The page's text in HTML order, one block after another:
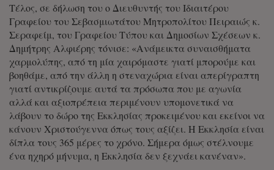
Τέλος, σε δήλωση του ο Διευθυντής του Ιδιαιτέρου
Γραφείου του Σεβασμιωτάτου Μητροπολίτου Πειραιώς κ.
Σεραφείμ, του Γραφείου Τύπου και Δημοσίων Σχέσεων κ.
Δημήτρης Αλφιέρης τόνισε: «Ανάμεικτα συναισθήματα
χαρμολύπης, από τη μία χαιρόμαστε γιατί μπορούμε και
βοηθάμε, από την άλλη η στεναχώρια είναι απερίγραπτη
γιατί αντικρίζουμε αυτά τα πρόσωπα που με αγωνία
αλλά και αξιοπρέπεια περιμένουν υπομονετικά να
λάβουν το δώρο της Εκκλησίας προκειμένου και εκείνοι να
κάνουν Χριστούγεννα όπως τους αξίζει. Η Εκκλησία είναι
δίπλα τους 365 μέρες το χρόνο. Σήμερα όμως στέλνουμε
ένα ηχηρό μήνυμα, η Εκκλησία δεν ξεχνάει κανέναν».